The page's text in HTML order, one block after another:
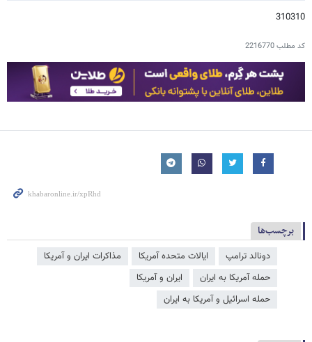
310310
کد مطلب2216770
برچسب‌ها
دونالد ترامپ ایالات متحده آمریکا
مذاکرات ایران و آمریکا
حمله آمریکا به ایران
ایران و آمریکا
حمله اسرائیل و آمریکا به ایران